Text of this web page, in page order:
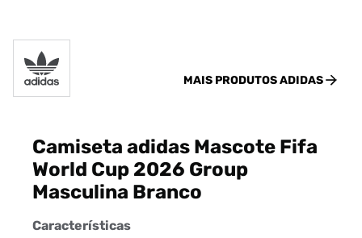
MAIS PRODUTOSADIDAS
Camiseta adidas Mascote Fifa
World Cup 2026 Group
Masculina Branco
Características